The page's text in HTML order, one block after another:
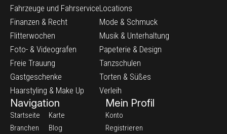
Fahrzeuge und Fahrservice
Finanzen & Recht
Flitterwochen
Foto- & Videografen
Freie Trauung
Gastgeschenke
Haarstyling & Make Up
Locations
Mode & Schmuck
Musik & Unterhaltung
Papeterie & Design
Tanzschulen
Torten & Süßes
Verleih
Navigation
Startseite
Branchen
Karte
Blog
Mein Profil
Konto
Registrieren